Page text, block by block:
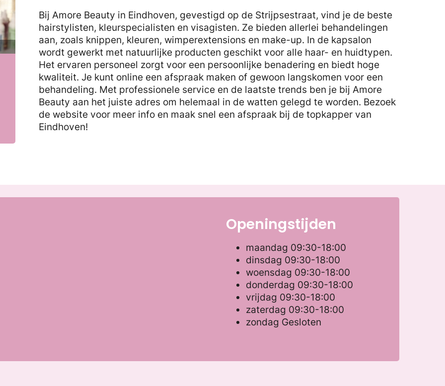
Bij Amore Beauty in Eindhoven, gevestigd op de Strijpsestraat, vind je de beste
hairstylisten, kleurspecialisten en visagisten. Ze bieden allerlei behandelingen
aan, zoals knippen, kleuren, wimperextensions en make-up. In de kapsalon
wordt gewerkt met natuurlijke producten geschikt voor alle haar- en huidtypen.
Het ervaren personeel zorgt voor een persoonlijke benadering en biedt hoge
kwaliteit. Je kunt online een afspraak maken of gewoon langskomen voor een
behandeling. Met professionele service en de laatste trends ben je bij Amore
Beauty aan het juiste adres om helemaal in de watten gelegd te worden. Bezoek
de website voor meer info en maak snel een afspraak bij de topkapper van
Eindhoven!
Openingstijden
maandag 09:30-18:00
dinsdag 09:30-18:00
woensdag 09:30-18:00
donderdag 09:30-18:00
vrijdag 09:30-18:00
zaterdag 09:30-18:00
zondag Gesloten